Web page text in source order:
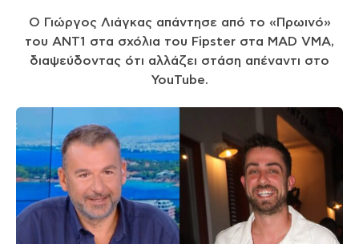
Ο Γιώργος Λιάγκας απάντησε από το «Πρωινό»
του ΑΝΤ1 στα σχόλια του Fipster στα MAD VMA,
διαψεύδοντας ότι αλλάζει στάση απέναντι στο
YouTube.